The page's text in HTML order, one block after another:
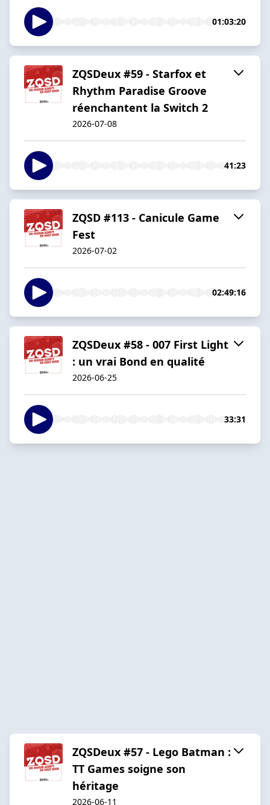
01:03:20
ZQSDeux #59 - Starfox et
Rhythm Paradise Groove
réenchantent la Switch 2
2026-07-08
41:23
ZQSD #113 - Canicule Game
Fest
2026-07-02
02:49:16
ZQSDeux #58 - 007 First Light
: un vrai Bond en qualité
2026-06-25
33:31
ZQSDeux #57 - Lego Batman :
TT Games soigne son
héritage
2026-06-11